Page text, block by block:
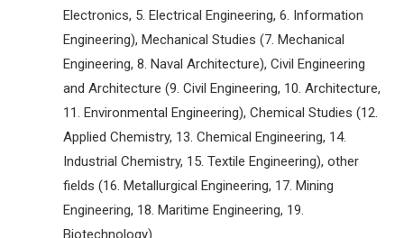
Electronics, 5. Electrical Engineering, 6. Information
Engineering), Mechanical Studies (7. Mechanical
Engineering, 8. Naval Architecture), Civil Engineering
and Architecture (9. Civil Engineering, 10. Architecture,
11. Environmental Engineering), Chemical Studies (12.
Applied Chemistry, 13. Chemical Engineering, 14.
Industrial Chemistry, 15. Textile Engineering), other
fields (16. Metallurgical Engineering, 17. Mining
Engineering, 18. Maritime Engineering, 19.
Biotechnology)